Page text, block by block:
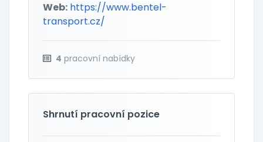
Web: https://www.bentel-
transport.cz/
4 pracovní nabídky
Shrnutí pracovní pozice